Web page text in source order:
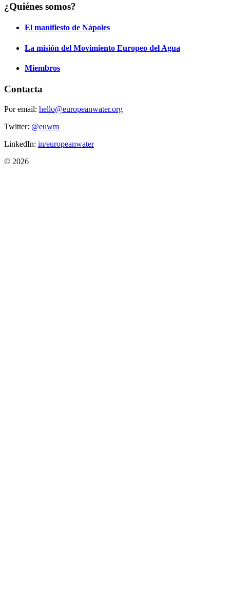
¿Quiénes somos?
El manifiesto de Nápoles
La misión del Movimiento Europeo del Agua
Miembros
Contacta
Por email: hello@europeanwater.org
Twitter: @euwm
LinkedIn: in/europeanwater
© 2026